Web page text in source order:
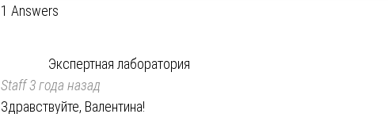
1 Answers
Экспертная лаборатория
Staff3 года назад
Здравствуйте, Валентина!